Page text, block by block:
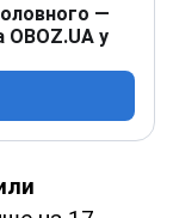
—
OBOZ.UA у